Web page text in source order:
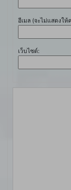
อีเมล (จะไม่แสดงให้
เว็บไซต์: